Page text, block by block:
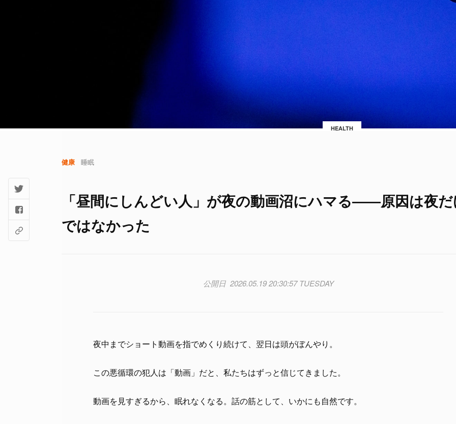
HEALTH
健康 睡眠
「昼間にしんどい人」が夜の動画沼にハマる――原因は夜
ではなかった
2026.05.19 20:30:57 TUESDAY
夜中までショート動画を指でめくり続けて、翌日は頭がぼんやり。
この悪循環の犯人は「動画」だと、私たちはずっと信じてきました。
動画を見すぎるから、眠れなくなる。話の筋として、いかにも自然です。